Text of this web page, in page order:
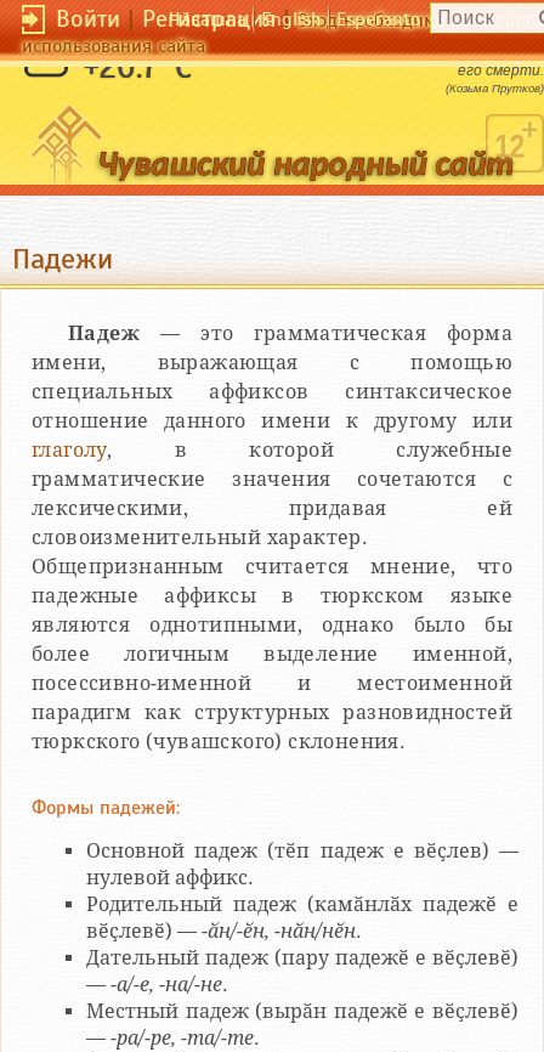
Войти|Регистрация|Вход необходим для
использования сайта
Чӑвашла English Esperanto
+20.7 °C
Первый шаг младенца есть первый шаг к
его смерти.
(Козьма Прутков)
Падежи
Падеж — это грамматическая форма
имени, выражающая с помощью
специальных аффиксов синтаксическое
отношение данного имени к другому или
глаголу, в которой служебные
грамматические значения сочетаются с
лексическими, придавая ей
словоизменительный характер.
Общепризнанным считается мнение, что
падежные аффиксы в тюркском языке
являются однотипными, однако было бы
более логичным выделение именной,
посессивно-именной и местоименной
парадигм как структурных разновидностей
тюркского (чувашского) склонения.
Формы падежей:
Основной падеж (тӗп падеж е вӗҫлев) —
нулевой аффикс.
Родительный падеж (камӑнлӑх падежӗ е
вӗҫлевӗ) — -ӑн/-ӗн, -нӑн/нӗн.
Дательный падеж (пару падежӗ е вӗҫлевӗ)
— -а/-е, -на/-не.
Местный падеж (вырӑн падежӗ е вӗҫлевӗ)
— -ра/-ре, -та/-те.